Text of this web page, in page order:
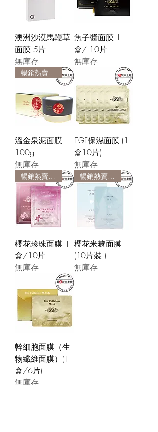
澳洲沙漠馬鞭草
面膜 5片
無庫存
魚子醬面膜 1
盒/ 10片
無庫存
暢銷熱賣產品
溫金泉泥面膜
100g
無庫存
EGF保濕面膜 (1
盒10片)
無庫存
暢銷熱賣產品
櫻花珍珠面膜 1
盒/10片
無庫存
暢銷熱賣產品
櫻花米麹面膜
(10片裝 )
無庫存
幹細胞面膜（生
物纖維面膜）(1
盒/6片)
無庫存